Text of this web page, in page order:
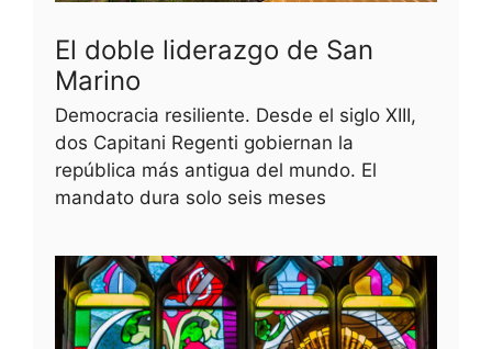
El doble liderazgo de San
Marino
Democracia resiliente. Desde el siglo XIII,
dos Capitani Regenti gobiernan la
república más antigua del mundo. El
mandato dura solo seis meses